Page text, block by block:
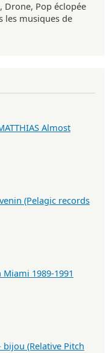
Drone, Pop éclopée
les musiques de
Almost
(Pelagic records
Miami 1989-1991
bijou (Relative Pitch